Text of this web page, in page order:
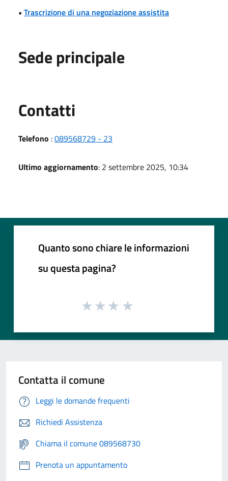
• Trascrizione di una negoziazione assistita
Sede principale
Contatti
Telefono :089568729 - 23
Ultimo aggiornamento: 2 settembre 2025, 10:34
Quanto sono chiare le informazioni
su questa pagina?
Contatta il comune
Leggi le domande frequenti
Richiedi Assistenza
Chiama il comune 089568730
Prenota un appuntamento